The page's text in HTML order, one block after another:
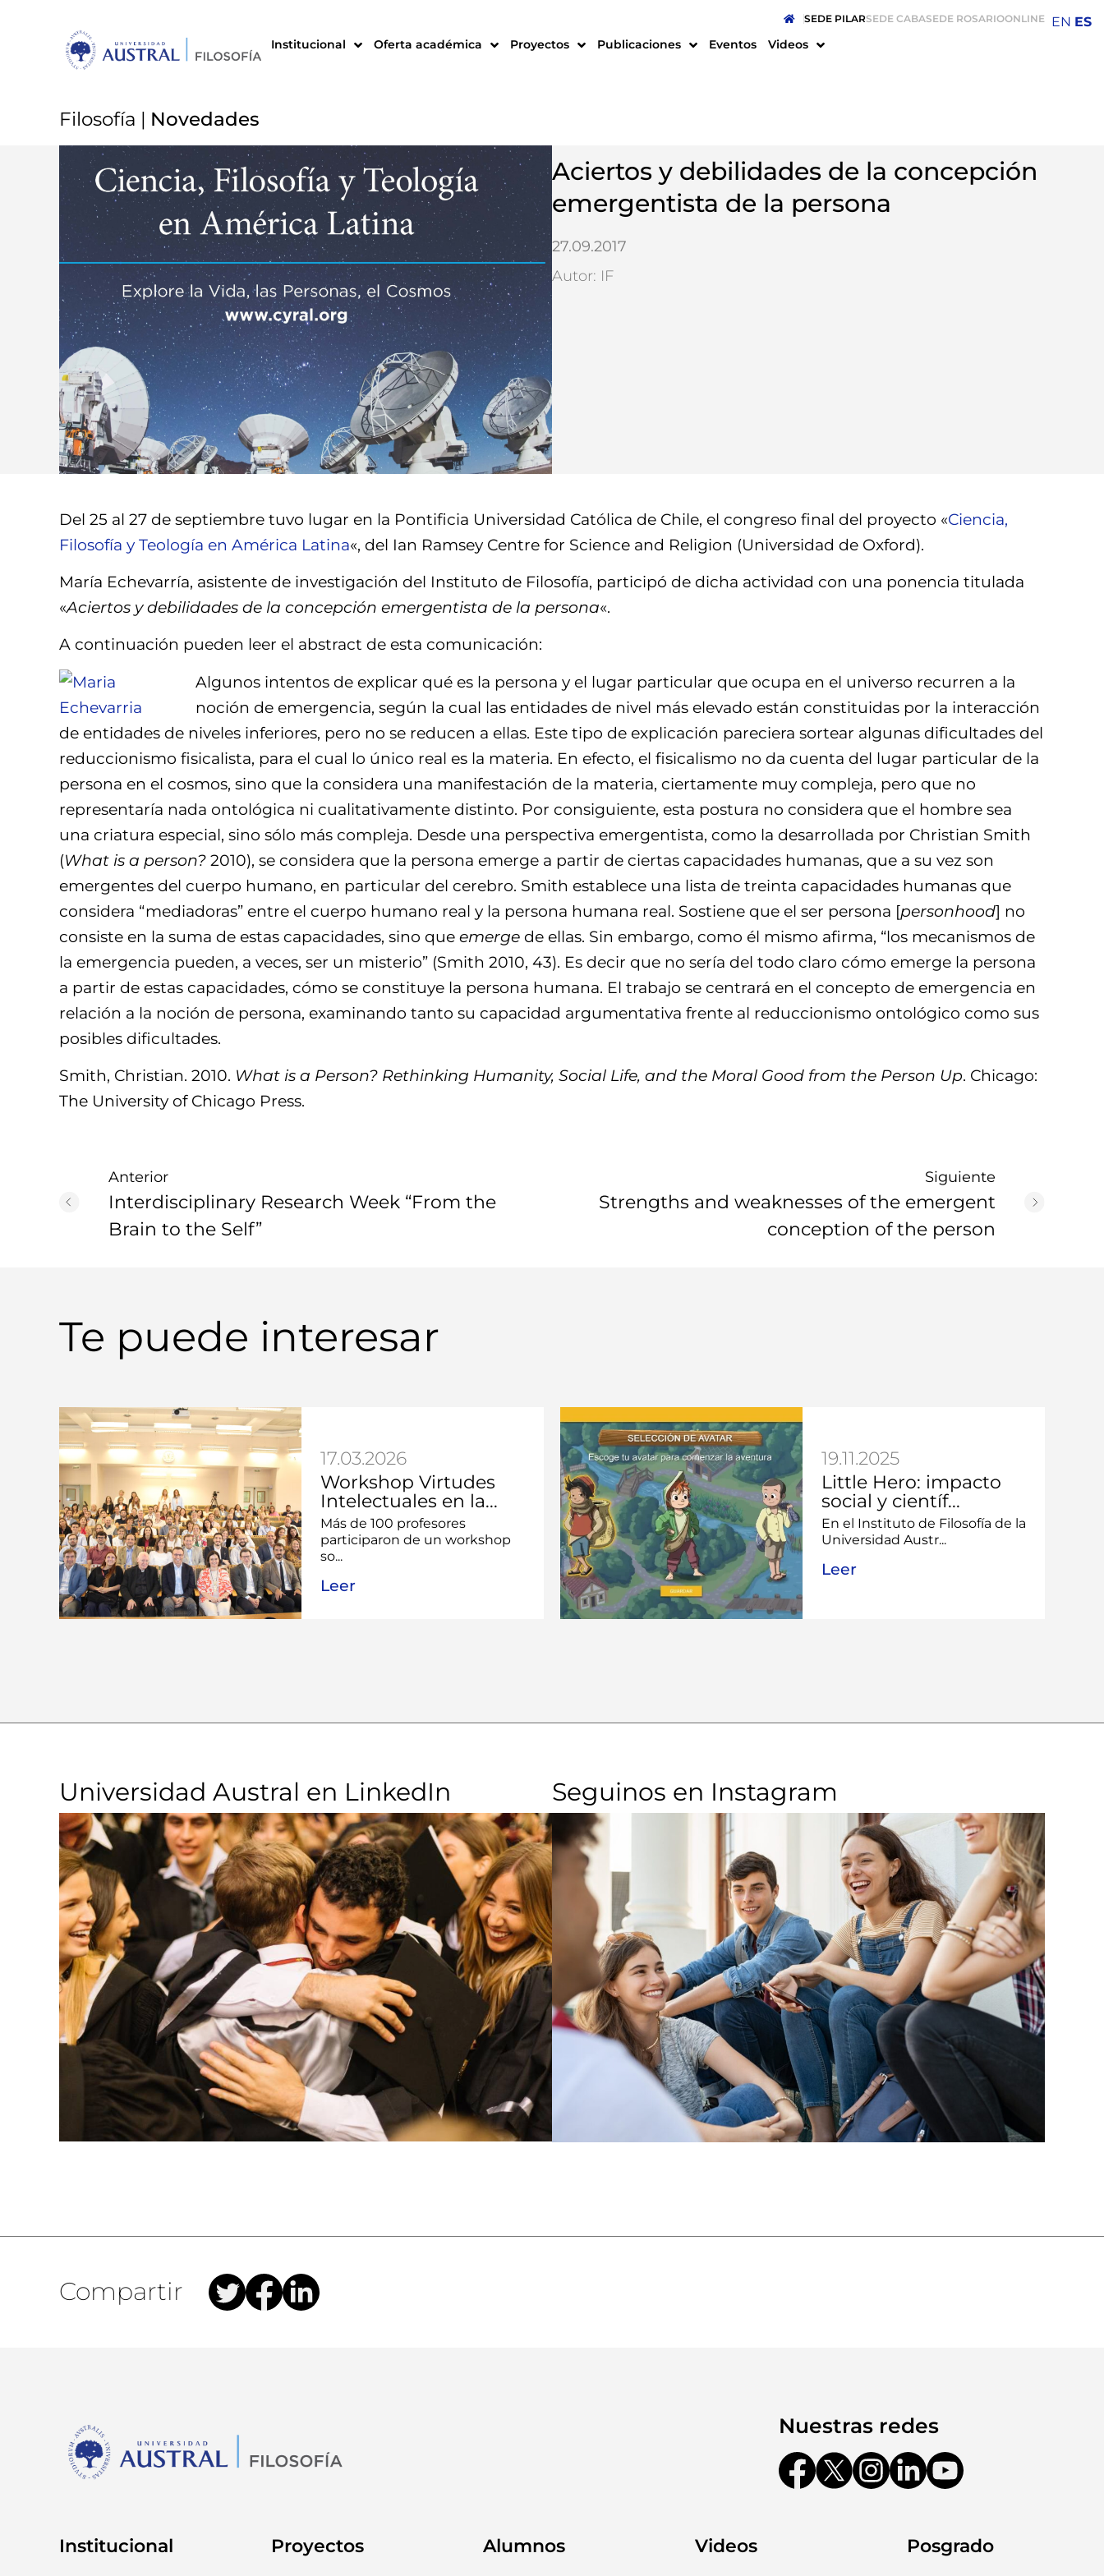
SEDE PILARSEDE CABASEDE ROSARIOONLINE
Institucional Oferta académica Proyectos Publicaciones Eventos Videos
Filosofía | Novedades
Aciertos y debilidades de la concepción
emergentista de la persona
27.09.2017
Autor: IF
Del 25 al 27 de septiembre tuvo lugar en la Pontificia Universidad Católica de Chile, el congreso final del proyecto «Ciencia,
Filosofía y Teología en América Latina«, del Ian Ramsey Centre for Science and Religion (Universidad de Oxford).
María Echevarría, asistente de investigación del Instituto de Filosofía, participó de dicha actividad con una ponencia titulada
«Aciertos y debilidades de la concepción emergentista de la persona«.
A continuación pueden leer el abstract de esta comunicación:
Algunos intentos de explicar qué es la persona y el lugar particular que ocupa en el universo recurren a la
noción de emergencia, según la cual las entidades de nivel más elevado están constituidas por la interacción
de entidades de niveles inferiores, pero no se reducen a ellas. Este tipo de explicación pareciera sortear algunas dificultades del
reduccionismo fisicalista, para el cual lo único real es la materia. En efecto, el fisicalismo no da cuenta del lugar particular de la
persona en el cosmos, sino que la considera una manifestación de la materia, ciertamente muy compleja, pero que no
representaría nada ontológica ni cualitativamente distinto. Por consiguiente, esta postura no considera que el hombre sea
una criatura especial, sino sólo más compleja. Desde una perspectiva emergentista, como la desarrollada por Christian Smith
(What is a person? 2010), se considera que la persona emerge a partir de ciertas capacidades humanas, que a su vez son
emergentes del cuerpo humano, en particular del cerebro. Smith establece una lista de treinta capacidades humanas que
considera “mediadoras” entre el cuerpo humano real y la persona humana real. Sostiene que el ser persona [personhood] no
consiste en la suma de estas capacidades, sino que emerge de ellas. Sin embargo, como él mismo afirma, “los mecanismos de
la emergencia pueden, a veces, ser un misterio” (Smith 2010, 43). Es decir que no sería del todo claro cómo emerge la persona
a partir de estas capacidades, cómo se constituye la persona humana. El trabajo se centrará en el concepto de emergencia en
relación a la noción de persona, examinando tanto su capacidad argumentativa frente al reduccionismo ontológico como sus
posibles dificultades.
Smith, Christian. 2010. What is a Person? Rethinking Humanity, Social Life, and the Moral Good from the Person Up. Chicago:
The University of Chicago Press.
Anterior
Interdisciplinary Research Week “From the
Brain to the Self”
Siguiente
Strengths and weaknesses of the emergent
conception of the person
Te puede interesar
17.03.2026
Workshop Virtudes
Intelectuales en la...
Más de 100 profesores
participaron de un workshop
so...
Leer
19.11.2025
Little Hero: impacto
social y científ...
En el Instituto de Filosofía de la
Universidad Austr...
Leer
Universidad Austral en LinkedIn Seguinos en Instagram
Compartir
Nuestras redes
Institucional Proyectos Alumnos Videos Posgrado
EN ES